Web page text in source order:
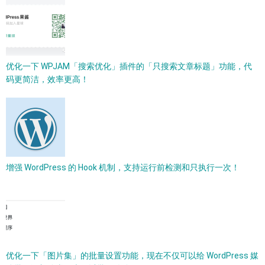
优化一下 WPJAM「搜索优化」插件的「只搜索文章标题」功能，代
码更简洁，效率更高！
增强 WordPress 的 Hook 机制，支持运行前检测和只执行一次！
优化一下「图片集」的批量设置功能，现在不仅可以给 WordPress 媒